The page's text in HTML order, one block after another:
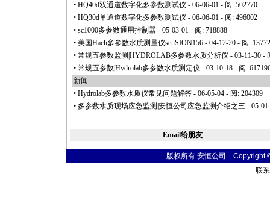
• HQ40d双通道数字化多参数测试仪 - 06-06-01 - 阅: 502770
• HQ30d单通道数字化多参数测试仪 - 06-06-01 - 阅: 496002
• sc1000多参数通用控制器 - 05-03-01 - 阅: 718888
• 美国Hach多参数水质测量仪senSION156 - 04-12-20 - 阅:
• 常规五参数监测|HYDROLAB多参数水质分析仪 - 03-11-30 -
• 常规五参数|Hydrolab多参数水质测定仪 - 03-10-18 - 阅:
新闻
• Hydrolab多参数水质仪常见问题解答 - 06-05-04 - 阅: 204309
• 多参数水质现场应急监测|安恒公司应急监测介绍之三 - 05-
Email给朋友
版权所有 安恒公司 Copyright
联